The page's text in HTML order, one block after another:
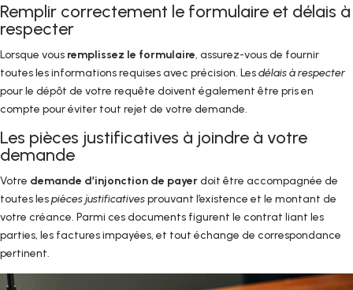
Remplir correctement le formulaire et délais à
respecter
Lorsque vous remplissez le formulaire, assurez-vous de fournir
toutes les informations requises avec précision. Lesdélais à respecter
pour le dépôt de votre requête doivent également être pris en
compte pour éviter tout rejet de votre demande.
Les pièces justificatives à joindre à votre
demande
Votre demande d’injonction de payerdoit être accompagnée de
toutes lespièces justificativesprouvant l’existence et le montant de
votre créance. Parmi ces documents figurent le contrat liant les
parties, les factures impayées, et tout échange de correspondance
pertinent.